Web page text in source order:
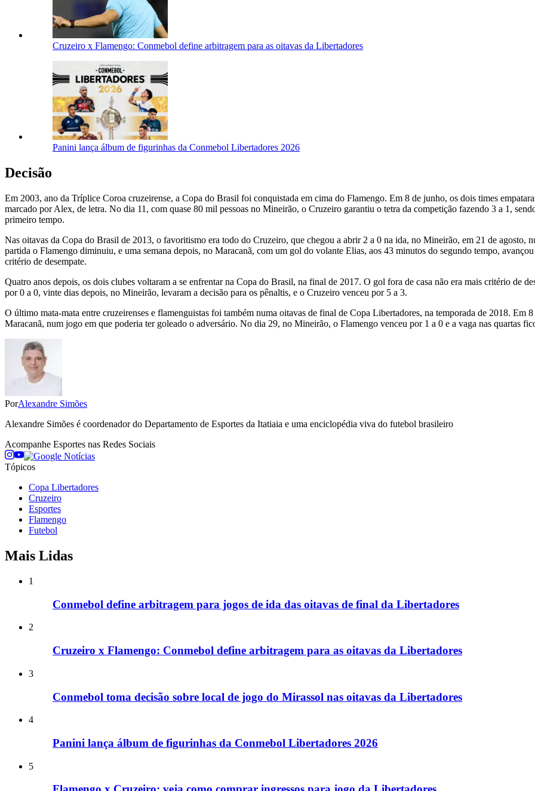
Cruzeiro x Flamengo: Conmebol define arbitragem para as oitavas da Libertadores
Panini lança álbum de figurinhas da Conmebol Libertadores 2026
Decisão
Em 2003, ano da Tríplice Coroa cruzeirense, a Copa do Brasil foi conquistada em cima do Flamengo. Em 8 de junho, os dois times
marcado por Alex, de letra. No dia 11, com quase 80 mil pessoas no Mineirão, o Cruzeiro garantiu o tetra da competição fazendo 3 a 1,
primeiro tempo.
Nas oitavas da Copa do Brasil de 2013, o favoritismo era todo do Cruzeiro, que chegou a abrir 2 a 0 na ida, no Mineirão, em 21 de
partida o Flamengo diminuiu, e uma semana depois, no Maracanã, com um gol do volante Elias, aos 43 minutos do segundo tempo,
critério de desempate.
Quatro anos depois, os dois clubes voltaram a se enfrentar na Copa do Brasil, na final de 2017. O gol fora de casa não era mais critério de
por 0 a 0, vinte dias depois, no Mineirão, levaram a decisão para os pênaltis, e o Cruzeiro venceu por 5 a 3.
O último mata-mata entre cruzeirenses e flamenguistas foi também numa oitavas de final de Copa Libertadores, na temporada de 2018. Em
Maracanã, num jogo em que poderia ter goleado o adversário. No dia 29, no Mineirão, o Flamengo venceu por 1 a 0 e a vaga nas quartas
PorAlexandre Simões
Alexandre Simões é coordenador do Departamento de Esportes da Itatiaia e uma enciclopédia viva do futebol brasileiro
Acompanhe Esportes nas Redes Sociais
Tópicos
Copa Libertadores
Cruzeiro
Esportes
Flamengo
Futebol
Mais Lidas
1
Conmebol define arbitragem para jogos de ida das oitavas de final da Libertadores
2
Cruzeiro x Flamengo: Conmebol define arbitragem para as oitavas da Libertadores
3
Conmebol toma decisão sobre local de jogo do Mirassol nas oitavas da Libertadores
4
Panini lança álbum de figurinhas da Conmebol Libertadores 2026
5